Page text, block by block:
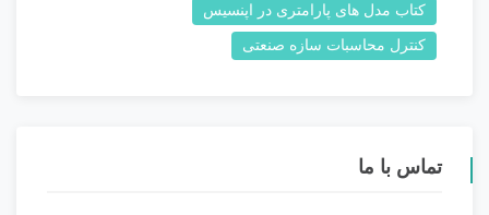
کتاب مدل های پارامتری در اپنسیس
کنترل محاسبات سازه صنعتی
تماس با ما